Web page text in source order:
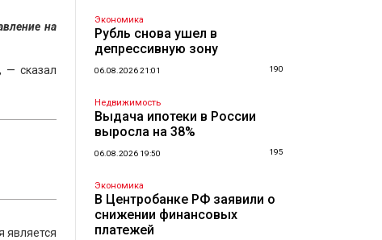
на
, — сказал
является
Экономика
Рубль снова ушел в
депрессивную зону
06.08.2026 21:01 190
Недвижимость
Выдача ипотеки в России
выросла на 38%
06.08.2026 19:50 195
Экономика
В Центробанке РФ заявили о
снижении финансовых
платежей